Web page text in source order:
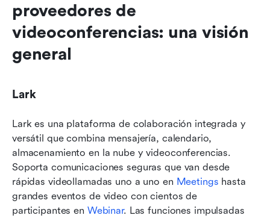
proveedores de
videoconferencias: una visión
general
Lark
Lark es una plataforma de colaboración integrada y
versátil que combina mensajería, calendario,
almacenamiento en la nube y videoconferencias.
Soporta comunicaciones seguras que van desde
rápidas videollamadas uno a uno en Meetings hasta
grandes eventos de video con cientos de
participantes en Webinar. Las funciones impulsadas